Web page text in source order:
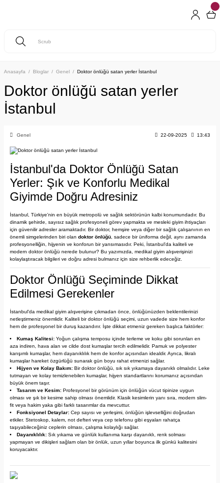
Anasayfa Bloglar Genel Doktor önlüğü satan yerler İstanbul
Doktor önlüğü satan yerler
İstanbul
Genel 22-09-2025 13:43
İstanbul'da Doktor Önlüğü Satan
Yerler: Şık ve Konforlu Medikal
Giyimde Doğru Adresiniz
İstanbul, Türkiye'nin en büyük metropolü ve sağlık sektörünün kalbi konumundadır. Bu
dinamik şehirde, sayısız sağlık profesyoneli görev yapmakta ve mesleki giyim ihtiyaçları
için güvenilir adresler aramaktadır. Bir doktor, hemşire veya diğer bir sağlık çalışanının en
önemli simgelerinden biri olan doktor önlüğü, sadece bir üniforma değil, aynı zamanda
profesyonelliğin, hijyenin ve konforun bir yansımasıdır. Peki, İstanbul'da kaliteli ve
modern doktor önlüğü nerede bulunur? Bu yazımızda, medikal giyim alışverişinizi
kolaylaştıracak bilgileri ve doğru adresi bulmanız için size rehberlik edeceğiz.
Doktor Önlüğü Seçiminde Dikkat
Edilmesi Gerekenler
İstanbul'da medikal giyim alışverişine çıkmadan önce, önlüğünüzden beklentilerinizi
netleştirmeniz önemlidir. Kaliteli bir doktor önlüğü seçimi, uzun vadede size hem konfor
hem de profesyonel bir duruş kazandırır. İşte dikkat etmeniz gereken başlıca faktörler:
Kumaş Kalitesi: Yoğun çalışma temposu içinde terleme ve koku gibi sorunları en
aza indiren, hava alan ve cilde dost kumaşlar tercih edilmelidir. Pamuk ve polyester
karışımlı kumaşlar, hem dayanıklılık hem de konfor açısından idealdir. Ayrıca, likralı
kumaşlar hareket özgürlüğü sunarak gün boyu rahat etmenizi sağlar.
Hijyen ve Kolay Bakım: Bir doktor önlüğü, sık sık yıkamaya dayanıklı olmalıdır. Leke
tutmayan ve kolay temizlenebilen kumaşlar, hijyen standartlarını korumanız açısından
büyük önem taşır.
Tasarım ve Kesim: Profesyonel bir görünüm için önlüğün vücut tipinize uygun
olması ve şık bir kesime sahip olması önemlidir. Klasik kesimlerin yanı sıra, modern slim-
fit veya hakim yaka gibi farklı tasarımlar da mevcuttur.
Fonksiyonel Detaylar: Cep sayısı ve yerleşimi, önlüğün işlevselliğini doğrudan
etkiler. Stetoskop, kalem, not defteri veya cep telefonu gibi eşyaları rahatça
taşıyabileceğiniz ceplerin olması, çalışma kolaylığı sağlar.
Dayanıklılık: Sık yıkama ve günlük kullanıma karşı dayanıklı, renk solması
yapmayan ve dikişleri sağlam olan bir önlük, uzun yıllar boyunca ilk günkü kalitesini
koruyacaktır.